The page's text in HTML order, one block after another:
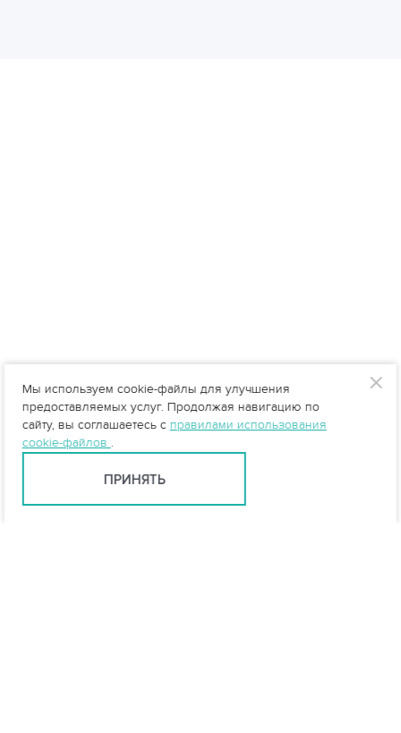
Мы используем cookie-файлы для улучшения
предоставляемых услуг. Продолжая навигацию по
сайту, вы соглашаетесь с правилами использования
cookie-файлов .
ПРИНЯТЬ